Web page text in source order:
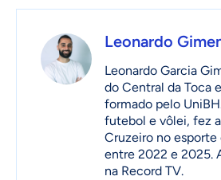
Leonardo
Leonardo Garcia
do Central da Toca
formado pelo
futebol e vôlei, fez
Cruzeiro no
entre 2022 e 2025.
na Record TV.